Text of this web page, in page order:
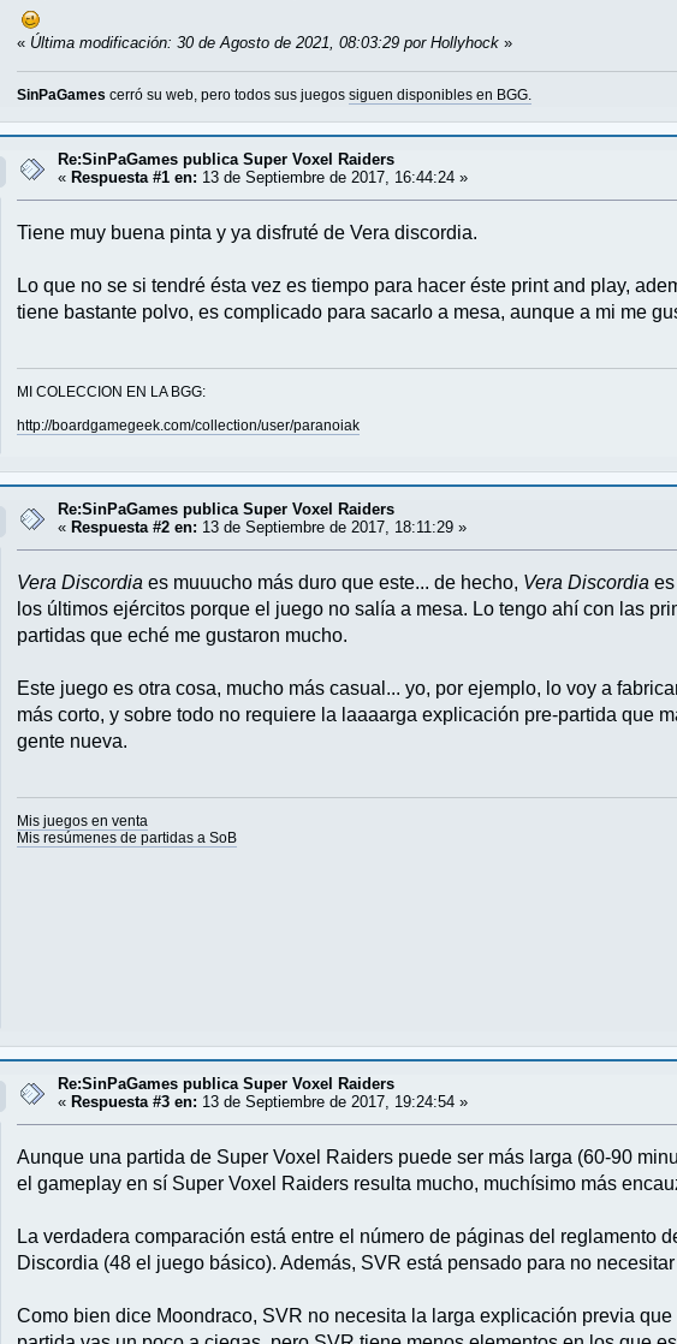
« Última modificación: 30 de Agosto de 2021, 08:03:29 por Hollyhock »
SinPaGames cerró su web, pero todos sus juegossiguen disponibles en BGG.
Re:SinPaGames publica Super Voxel Raiders
«Respuesta #1 en: 13 de Septiembre de 2017, 16:44:24 »
Tiene muy buena pinta y ya disfruté de Vera discordia.
Lo que no se si tendré ésta vez es tiempo para hacer éste print and play,
tiene bastante polvo, es complicado para sacarlo a mesa, aunque a mi me
MI COLECCION EN LA BGG:
http://boardgamegeek.com/collection/user/paranoiak
Re:SinPaGames publica Super Voxel Raiders
« Respuesta #2 en: 13 de Septiembre de 2017, 18:11:29 »
Vera Discordia es muuucho más duro que este... de hecho, Vera Discordia
los últimos ejércitos porque el juego no salía a mesa. Lo tengo ahí con las
partidas que eché me gustaron mucho.
Este juego es otra cosa, mucho más casual... yo, por ejemplo, lo voy a
más corto, y sobre todo no requiere la laaaarga explicación pre-partida que
gente nueva.
Mis juegos en venta
Mis resúmenes de partidas a SoB
Re:SinPaGames publica Super Voxel Raiders
«Respuesta #3 en: 13 de Septiembre de 2017, 19:24:54 »
Aunque una partida de Super Voxel Raiders puede ser más larga (60-90
el gameplay en sí Super Voxel Raiders resulta mucho, muchísimo más
La verdadera comparación está entre el número de páginas del reglamento
Discordia (48 el juego básico). Además, SVR está pensado para no
Como bien dice Moondraco, SVR no necesita la larga explicación previa